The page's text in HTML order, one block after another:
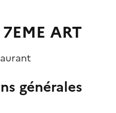
ART
générales